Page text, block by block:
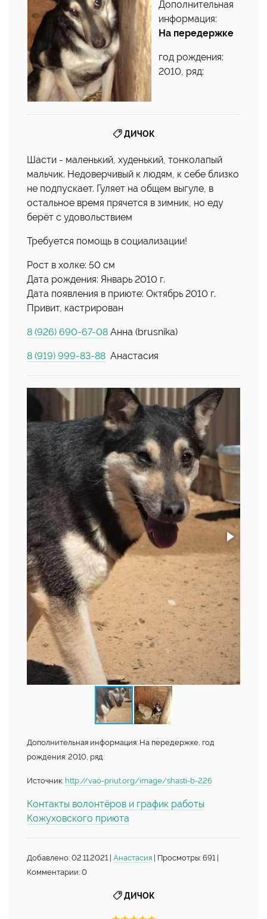
Дополнительная
информация:
На передержке
год рождения:
2010, ряд:
ДИЧОК
Шасти - маленький, худенький, тонколапый
мальчик. Недоверчивый к людям, к себе близко
не подпускает. Гуляет на общем выгуле, в
остальное время прячется в зимник, но еду
берёт с удовольствием
Требуется помощь в социализации!
Рост в холке: 50 см
Дата рождения: Январь 2010 г.
Дата появления в приюте: Октябрь 2010 г.
Привит, кастрирован
8 (926) 690-67-08 Анна (brusnika)
8 (919) 999-83-88 Анастасия
Дополнительная информация: На передержке, год
рождения: 2010, ряд:
Источник: http://vao-priut.org/image/shasti-b-226
Контакты волонтёров и график работы
Кожуховского приюта
Добавлено: 02.11.2021 | Анастасия | Просмотры: 691 |
Комментарии: 0
ДИЧОК